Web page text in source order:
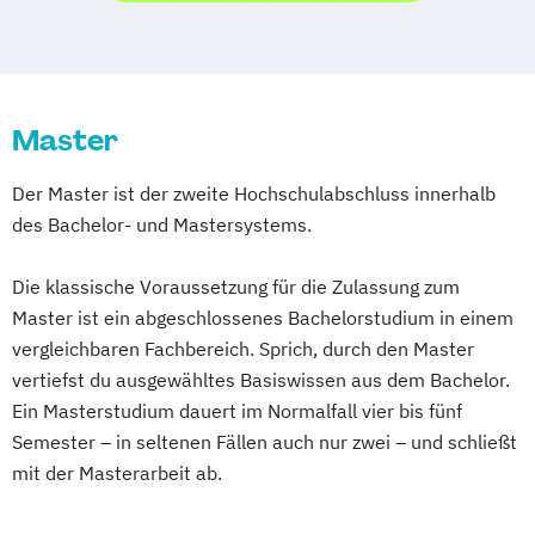
E-Commerce Eco Design
Entrepreneurship & Applied Management
Gesundheits- und Krankenpflege
Green Marketing &
Nachhaltigkeitskommunikation (DE/EN)
Health Care Informatics
Journalismus &
Automotive Computing
Management (EN)
Bauingenieurwesen im Hochbau
Rechnungswesen und Finanzmanagement
Data Science und Engineering
Design of Digital Products Digital Arts
Digital Business Management
Electrical Engineering (EN)
Embedded Systems Design
Master
Der Master ist der zweite Hochschulabschluss innerhalb
des Bachelor- und Mastersystems.
Die klassische Voraussetzung für die Zulassung zum
Master ist ein abgeschlossenes Bachelorstudium in einem
vergleichbaren Fachbereich. Sprich, durch den Master
vertiefst du ausgewähltes Basiswissen aus dem Bachelor.
Ein Masterstudium dauert im Normalfall vier bis fünf
Semester – in seltenen Fällen auch nur zwei – und schließt
mit der Masterarbeit ab.